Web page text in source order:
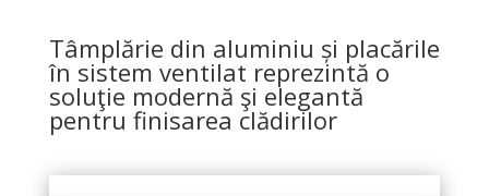
Tâmplărie din aluminiu și placările
în sistem ventilat reprezintă o
soluţie modernă şi elegantă
pentru finisarea clădirilor